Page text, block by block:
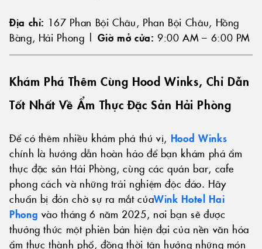
Địa chỉ: 167 Phan Bội Châu, Phan Bội Châu, Hồng
Bàng, Hải Phong | Giờ mở cửa: 9:00 AM – 6:00 PM
Khám Phá Thêm Cùng Hood Winks, Chỉ Dẫn
Tốt Nhất Về Ẩm Thực Đặc Sản Hải Phòng
Để có thêm nhiều khám phá thú vị, Hood Winks
chính là hướng dẫn hoàn hảo để bạn khám phá ẩm
thực đặc sản Hải Phòng, cùng các quán bar, cafe
phong cách và những trải nghiệm độc đáo. Hãy
chuẩn bị đón chờ sự ra mắt củaWink Hotel Hai
Phong vào tháng 6 năm 2025, nơi bạn sẽ được
thưởng thức một phiên bản hiện đại của nền văn hóa
ẩm thực thành phố, đồng thời tận hưởng những món